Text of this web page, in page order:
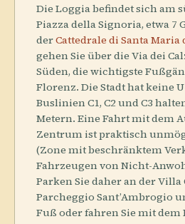
Die Loggia befindet sich am
Piazza della Signoria, etwa 7
derCattedrale di Santa Maria
gehen Sie über die Via dei
Süden, die wichtigste
Florenz. Die Stadt hat keine
Buslinien C1, C2 und C3
Metern. Eine Fahrt mit dem
Zentrum ist praktisch
(Zone mit beschränktem
Fahrzeugen von Nicht-
Parken Sie daher an der
Parcheggio Sant’Ambrogio
Fuß oder fahren Sie mit dem